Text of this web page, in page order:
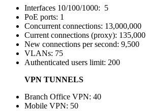
Interfaces 10/100/1000: 5
PoE ports: 1
Concurrent connections: 13,000,000
Current connections (proxy): 135,000
New connections per second: 9,500
VLANs: 75
Authenticated users limit: 200
VPN TUNNELS
Branch Office VPN: 40
Mobile VPN: 50